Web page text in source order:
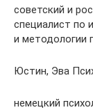
советский и
специалист по
и методологии
Юстин, Эва
немецкий